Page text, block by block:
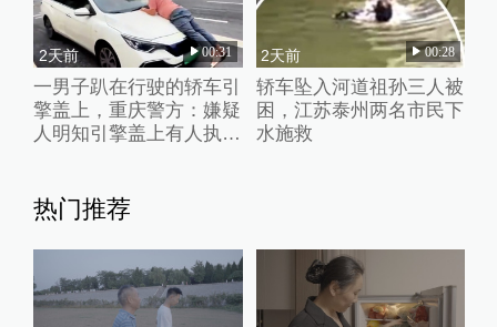
2天前 00:31
一男子趴在行驶的轿车引
擎盖上，重庆警方：嫌疑
人明知引擎盖上有人执意
2天前 00:28
轿车坠入河道祖孙三人被
困，江苏泰州两名市民下
水施救
热门推荐